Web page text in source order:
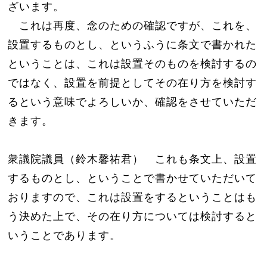
ざいます。
これは再度、念のための確認ですが、これを、
設置するものとし、というふうに条文で書かれた
ということは、これは設置そのものを検討するの
ではなく、設置を前提としてその在り方を検討す
るという意味でよろしいか、確認をさせていただ
きます。
衆議院議員（鈴木馨祐君） これも条文上、設置
するものとし、ということで書かせていただいて
おりますので、これは設置をするということはも
う決めた上で、その在り方については検討すると
いうことであります。